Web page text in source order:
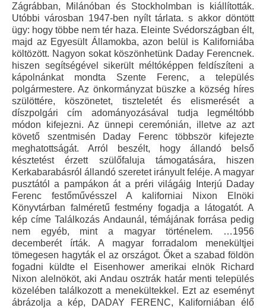
Zágrábban, Milánóban és Stockholmban is kiállították.
Utóbbi városban 1947-ben nyílt tárlata. s akkor döntött
ügy: hogy többe nem tér haza. Eleinte Svédországban élt,
majd az Egyesült Államokba, azon belül is Kaliforniába
költözött. Nagyon sokat köszönhetünk Daday Ferencnek.
hiszen segítségével sikerült méltóképpen feldíszíteni a
kápolnánkat mondta Szente Ferenc, a település
polgármestere. Az önkormányzat büszke a község híres
szülöttére, köszönetet, tiszteletét és elismerését a
díszpolgári cím adományozásával tudja legméltóbb
módon kifejezni. Az ünnepi ceremónián, illetve az azt
követő szentmisén Daday Ferenc többször kifejezte
meghatottságát. Arról beszélt, hogy állandó belső
késztetést érzett szülőfaluja támogatására, hiszen
Kerkabarabásról állandó szeretet irányult feléje. A magyar
pusztától a pampákon át a préri világáig Interjú Daday
Ferenc festőművésszel A kaliforniai Nixon Elnöki
Könyvtárban falméretű festmény fogadja a látogatót. A
kép címe Találkozás Andaunál, témájának forrása pedig
nem egyéb, mint a magyar történelem. …1956
decemberét írták. A magyar forradalom menekültjei
tömegesen hagyták el az országot. Őket a szabad földön
fogadni küldte el Eisenhower amerikai elnök Richard
Nixon alelnököt, aki Andau osztrák határ menti település
közelében találkozott a menekültekkel. Ezt az eseményt
ábrázolja a kép, DADAY FERENC, Kaliforniában élő